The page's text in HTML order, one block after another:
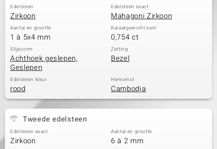
Edelsteen
Zirkoon
Edelsteen exact
Mahagoni Zirkoon
Aantal en grootte
1 à 5x4 mm
Karaatgewicht som
0,754 ct
Slijpvorm
Achthoek geslepen,
Geslepen
Zetting
Bezel
Edelsteen kleur
rood
Herkomst
Cambodja
Tweede edelsteen
Edelsteen exact
Zirkoon
Aantal en grootte
6 à 2 mm